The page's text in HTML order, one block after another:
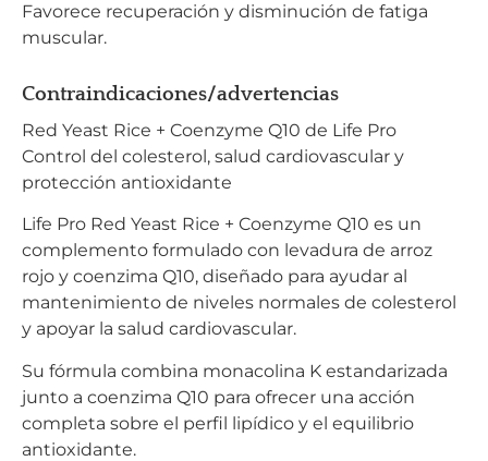
Favorece recuperación y disminución de fatiga
muscular.
Contraindicaciones/advertencias
Red Yeast Rice + Coenzyme Q10 de Life Pro
Control del colesterol, salud cardiovascular y
protección antioxidante
Life Pro Red Yeast Rice + Coenzyme Q10 es un
complemento formulado con levadura de arroz
rojo y coenzima Q10, diseñado para ayudar al
mantenimiento de niveles normales de colesterol
y apoyar la salud cardiovascular.
Su fórmula combina monacolina K estandarizada
junto a coenzima Q10 para ofrecer una acción
completa sobre el perfil lipídico y el equilibrio
antioxidante.